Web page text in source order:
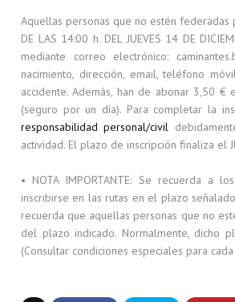
Aquellas personas que no estén federadas
DE LAS 14:00 h. DEL JUEVES 14 DE
mediante correo electrónico:
nacimiento, dirección, email, teléfono
accidente. Además, han de abonar 3,50
(seguro por un día). Para completar la
responsabilidad personal/civil
actividad. El plazo de inscripción finaliza el
• NOTA IMPORTANTE: Se recuerda a
inscribirse en las rutas en el plazo
recuerda que aquellas personas que no
del plazo indicado. Normalmente, dicho
(Consultar condiciones especiales para cada